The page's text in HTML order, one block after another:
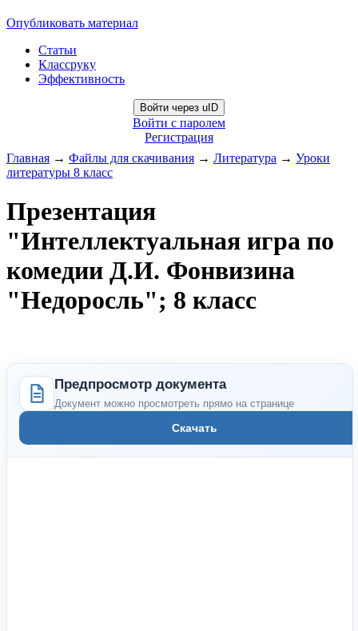
Опубликовать материал
Статьи
Классруку
Эффективность
Войти через uID
Войти с паролем
Регистрация
Главная → Файлы для скачивания → Литература → Уроки
литературы 8 класс
Презентация
"Интеллектуальная игра по
комедии Д.И. Фонвизина
"Недоросль"; 8 класс
Предпросмотр документа
Документ можно просмотреть прямо на странице
Скачать